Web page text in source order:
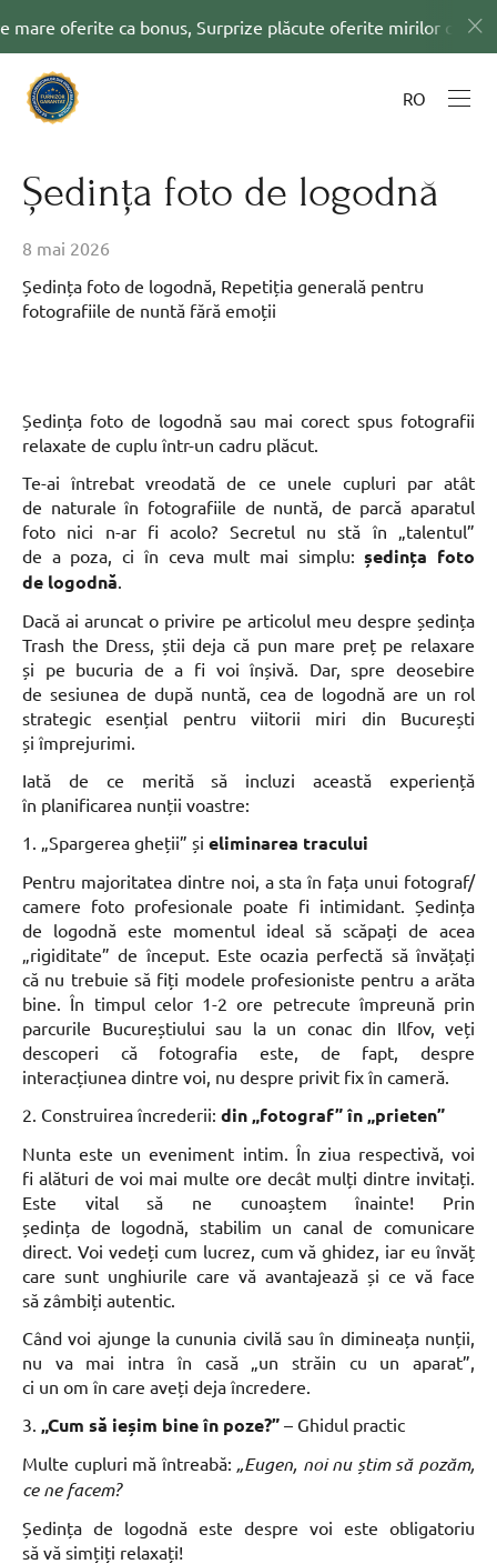
ca bonus, Surprize plăcute oferite mirilor ce semneaza
RO
Ședința foto de logodnă
8 mai 2026
Ședința foto de logodnă, Repetiția generală pentru
fotografiile de nuntă fără emoții
Ședința foto de logodnă sau mai corect spus fotografii
relaxate de cuplu într-un cadru plăcut.
Te-ai întrebat vreodată de ce unele cupluri par atât
de naturale în fotografiile de nuntă, de parcă aparatul
foto nici n-ar fi acolo? Secretul nu stă în „talentul”
de a poza, ci în ceva mult mai simplu:ședința foto
de logodnă
Dacă ai aruncat o privire pe articolul meu despre ședința
Trash the Dress, știi deja că pun mare preț pe relaxare
și pe bucuria de a fi voi înșivă. Dar, spre deosebire
de sesiunea de după nuntă, cea de logodnă are un rol
strategic esențial pentru viitorii miri din București
și împrejurimi.
Iată de ce merită să incluzi această experiență
în planificarea nunții voastre:
1. „Spargerea gheții” și eliminarea tracului
Pentru majoritatea dintre noi, a sta în fața unui fotograf/
camere foto profesionale poate fi intimidant. Ședința
de logodnă este momentul ideal să scăpați de acea
„rigiditate” de început. Este ocazia perfectă să învățați
că nu trebuie să fiți modele profesioniste pentru a arăta
bine. În timpul celor 1-2 ore petrecute împreună prin
parcurile Bucureștiului sau la un conac din Ilfov, veți
descoperi că fotografia este, de fapt, despre
interacțiunea dintre voi, nu despre privit fix în cameră.
2. Construirea încrederii: din „fotograf” în „prieten”
Nunta este un eveniment intim. În ziua respectivă, voi
fi alături de voi mai multe ore decât mulți dintre invitați.
Este vital să ne cunoaștem înainte! Prin
ședința de logodnă, stabilim un canal de comunicare
direct. Voi vedeți cum lucrez, cum vă ghidez, iar eu învăț
care sunt unghiurile care vă avantajează și ce vă face
să zâmbiți autentic.
Când voi ajunge la cununia civilă sau în dimineața nunții,
nu va mai intra în casă „un străin cu un aparat”,
ci un om în care aveți deja încredere.
3. „Cum să ieșim bine în poze?” – Ghidul practic
Multe cupluri mă întreabă: „Eugen, noi nu știm să pozăm,
ce ne facem?
Ședința de logodnă este despre voi este obligatoriu
să vă simțiți relaxați!